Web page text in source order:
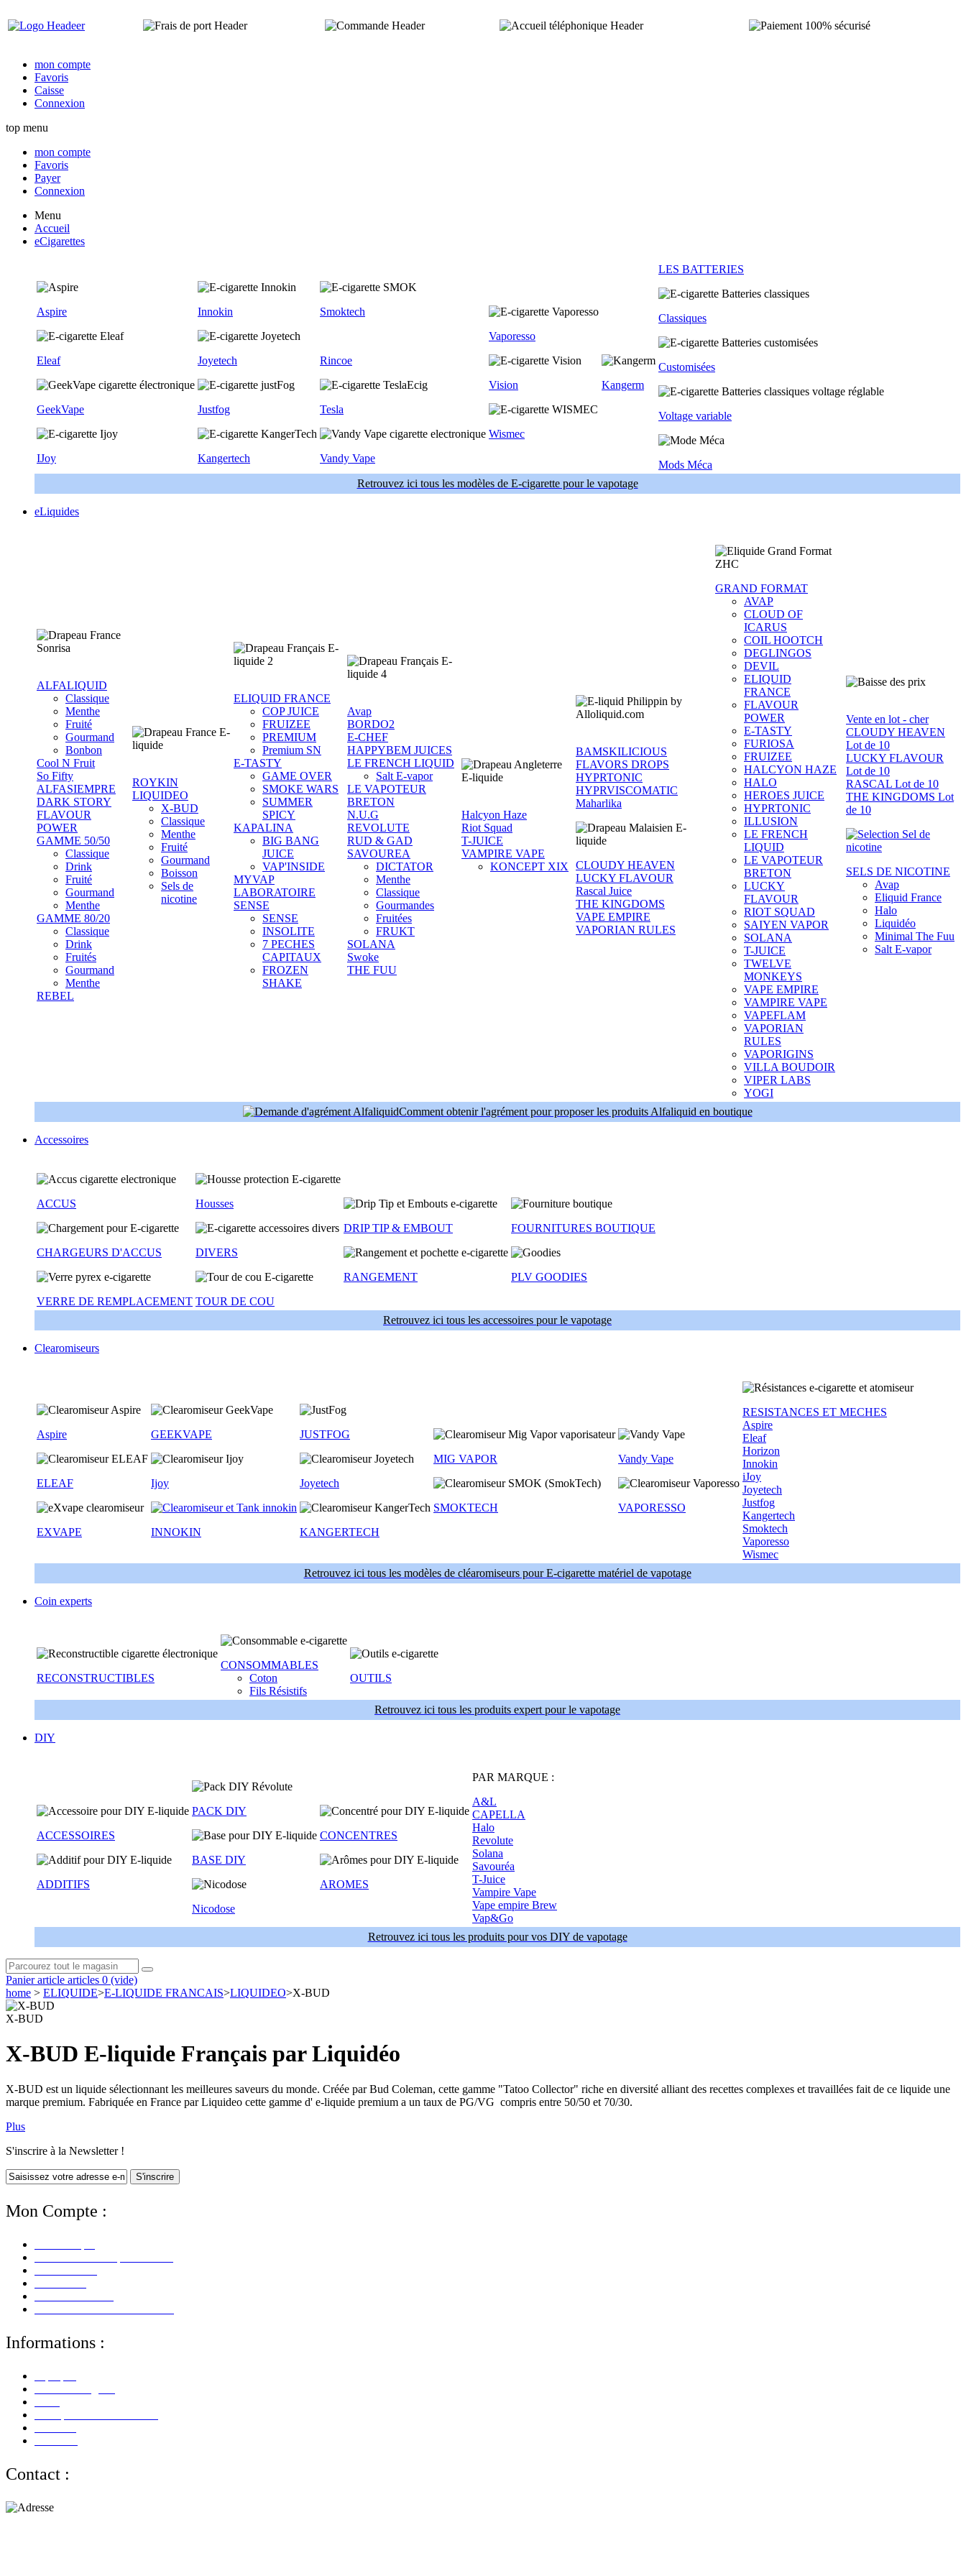
mon compte
Favoris
Caisse
Connexion
top menu
mon compte
Favoris
Payer
Connexion
Menu
Accueil
eCigarettes
Aspire
Eleaf
GeekVape
IJoy
Innokin
Joyetech
Justfog
Kangertech
Smoktech
Rincoe
Tesla
Vandy Vape
Vaporesso
Vision
Wismec
Kangerm
LES BATTERIES
Classiques
Customisées
Voltage variable
Mods Méca
Retrouvez ici tous les modèles de E-cigarette pour le vapotage
eLiquides
ALFALIQUID
Classique
Menthe
Fruité
Gourmand
Bonbon
Cool N Fruit
So Fifty
ALFASIEMPRE
DARK STORY
FLAVOUR
POWER
GAMME 50/50
Classique
Drink
Fruité
Gourmand
Menthe
GAMME 80/20
Classique
Drink
Fruités
Gourmand
Menthe
REBEL
ROYKIN
LIQUIDEO
X-BUD
Classique
Menthe
Fruité
Gourmand
Boisson
Sels de
nicotine
ELIQUID FRANCE
COP JUICE
FRUIZEE
PREMIUM
Premium SN
E-TASTY
GAME OVER
SMOKE WARS
SUMMER
SPICY
KAPALINA
BIG BANG
JUICE
VAP'INSIDE
MYVAP
LABORATOIRE
SENSE
SENSE
INSOLITE
7 PECHES
CAPITAUX
FROZEN
SHAKE
Avap
BORDO2
E-CHEF
HAPPYBEM JUICES
LE FRENCH LIQUID
Salt E-vapor
LE VAPOTEUR
BRETON
N.U.G
REVOLUTE
RUD & GAD
SAVOUREA
DICTATOR
Menthe
Classique
Gourmandes
Fruitées
FRUKT
SOLANA
Swoke
THE FUU
Halcyon Haze
Riot Squad
T-JUICE
VAMPIRE VAPE
KONCEPT XIX
BAMSKILICIOUS
FLAVORS DROPS
HYPRTONIC
HYPRVISCOMATIC
Maharlika
CLOUDY HEAVEN
LUCKY FLAVOUR
Rascal Juice
THE KINGDOMS
VAPE EMPIRE
VAPORIAN RULES
GRAND FORMAT
AVAP
CLOUD OF
ICARUS
COIL HOOTCH
DEGLINGOS
DEVIL
ELIQUID
FRANCE
FLAVOUR
POWER
E-TASTY
FURIOSA
FRUIZEE
HALCYON HAZE
HALO
HEROES JUICE
HYPRTONIC
ILLUSION
LE FRENCH
LIQUID
LE VAPOTEUR
BRETON
LUCKY
FLAVOUR
RIOT SQUAD
SAIYEN VAPOR
SOLANA
T-JUICE
TWELVE
MONKEYS
VAPE EMPIRE
VAMPIRE VAPE
VAPEFLAM
VAPORIAN
RULES
VAPORIGINS
VILLA BOUDOIR
VIPER LABS
YOGI
Vente en lot - cher
CLOUDY HEAVEN
Lot de 10
LUCKY FLAVOUR
Lot de 10
RASCAL Lot de 10
THE KINGDOMS Lot
de 10
SELS DE NICOTINE
Avap
Eliquid France
Halo
Liquidéo
Minimal The Fuu
Salt E-vapor
Comment obtenir l'agrément pour proposer les produits Alfaliquid en boutique
Accessoires
ACCUS
CHARGEURS D'ACCUS
VERRE DE REMPLACEMENT
Housses
DIVERS
TOUR DE COU
DRIP TIP & EMBOUT
RANGEMENT
FOURNITURES BOUTIQUE
PLV GOODIES
Retrouvez ici tous les accessoires pour le vapotage
Clearomiseurs
Aspire
ELEAF
EXVAPE
GEEKVAPE
Ijoy
INNOKIN
JUSTFOG
Joyetech
KANGERTECH
MIG VAPOR
SMOKTECH
Vandy Vape
VAPORESSO
RESISTANCES ET MECHES
Aspire
Eleaf
Horizon
Innokin
iJoy
Joyetech
Justfog
Kangertech
Smoktech
Vaporesso
Wismec
Retrouvez ici tous les modèles de cléaromiseurs pour E-cigarette matériel de vapotage
Coin experts
RECONSTRUCTIBLES
CONSOMMABLES
Coton
Fils Résistifs
OUTILS
Retrouvez ici tous les produits expert pour le vapotage
DIY
ACCESSOIRES
ADDITIFS
PACK DIY
BASE DIY
Nicodose
CONCENTRES
AROMES
PAR MARQUE :
A&L
CAPELLA
Halo
Revolute
Solana
Savouréa
T-Juice
Vampire Vape
Vape empire Brew
Vap&Go
Retrouvez ici tous les produits pour vos DIY de vapotage
Panier article articles 0 (vide)
home > ELIQUIDE>E-LIQUIDE FRANCAIS>LIQUIDEO>X-BUD
X-BUD
X-BUD E-liquide Français par Liquidéo
X-BUD est un liquide sélectionnant les meilleures saveurs du monde. Créée par Bud Coleman, cette gamme "Tatoo Collector" riche en diversité alliant des recettes complexes et travaillées fait de ce liquide une
marque premium. Fabriquée en France par Liquideo cette gamme d' e-liquide premium a un taux de PG/VG compris entre 50/50 et 70/30.
Plus
S'inscrire à la Newsletter !
S'inscrire
Mon Compte :
Informations :
Contact :